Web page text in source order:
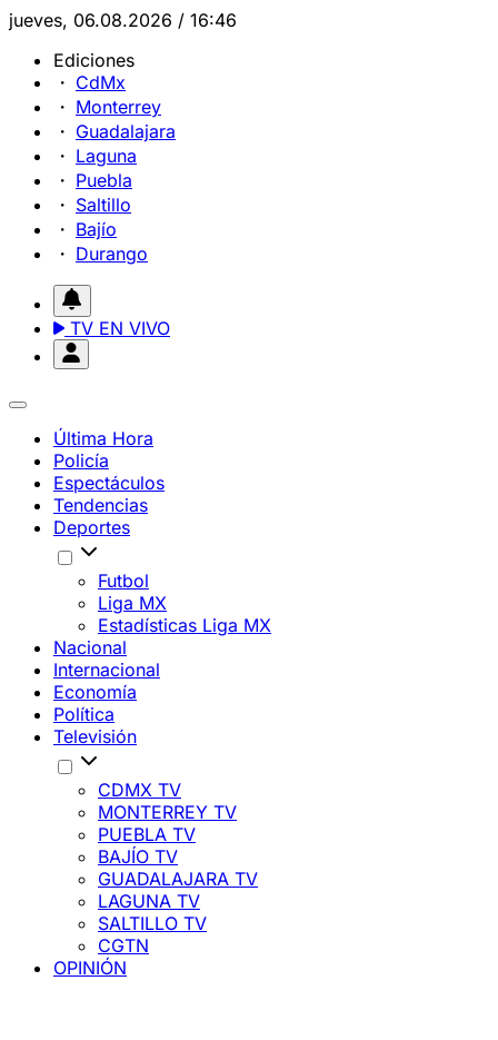
jueves, 06.08.2026 / 16:46
Ediciones
CdMx
Monterrey
Guadalajara
Laguna
Puebla
Saltillo
Bajío
Durango
TV EN VIVO
Última Hora
Policía
Espectáculos
Tendencias
Deportes
Futbol
Liga MX
Estadísticas Liga MX
Nacional
Internacional
Economía
Política
Televisión
CDMX TV
MONTERREY TV
PUEBLA TV
BAJÍO TV
GUADALAJARA TV
LAGUNA TV
SALTILLO TV
CGTN
OPINIÓN